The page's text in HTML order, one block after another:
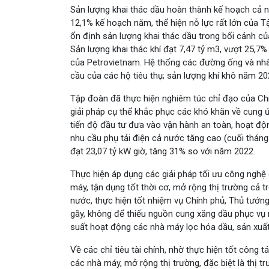
Sản lượng khai thác dầu hoàn thành kế hoạch cả
12,1% kế hoạch năm, thể hiện nỗ lực rất lớn của
ổn định sản lượng khai thác dầu trong bối cảnh
Sản lượng khai thác khí đạt 7,47 tỷ m3, vượt
của Petrovietnam. Hệ thống các đường ống và
cầu của các hộ tiêu thụ; sản lượng khí khô năm
Tập đoàn đã thực hiện nghiêm túc chỉ đạo của
giải pháp cụ thể khắc phục các khó khăn về cung
tiến độ đầu tư đưa vào vận hành an toàn, hoạt
nhu cầu phụ tải điện cả nước tăng cao (cuối
đạt 23,07 tỷ kW giờ, tăng 31% so với năm 2022.
Thực hiện áp dụng các giải pháp tối ưu công
máy, tận dụng tốt thời cơ, mở rộng thị trường cả
nước, thực hiện tốt nhiệm vụ Chính phủ, Thủ
gãy, không để thiếu nguồn cung xăng dầu phục
suất hoạt động các nhà máy lọc hóa dầu, sản
Về các chỉ tiêu tài chính, nhờ thực hiện tốt công
các nhà máy, mở rộng thị trường, đặc biệt là thị